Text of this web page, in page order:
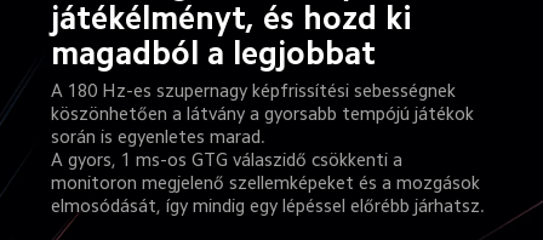
játékélményt, és hozd ki
magadból a legjobbat
A 180 Hz-es szupernagy képfrissítési sebességnek
köszönhetően a látvány a gyorsabb tempójú játékok
során is egyenletes marad.
A gyors, 1 ms-os GTG válaszidő csökkenti a
monitoron megjelenő szellemképeket és a mozgások
elmosódását, így mindig egy lépéssel előrébb járhatsz.